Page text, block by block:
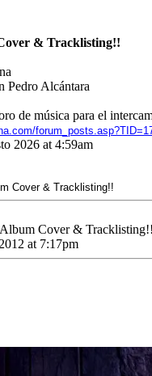
& Tracklisting!!
Pedro Alcántara
de música para el
2026 at 4:59am
Cover & Tracklisting!!
Cover & Tracklisting!!
at 7:17pm